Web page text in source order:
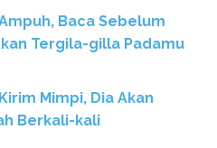
Baca Sebelum
Tergila-gilla Padamu
Mimpi, Dia Akan
Berkali-kali